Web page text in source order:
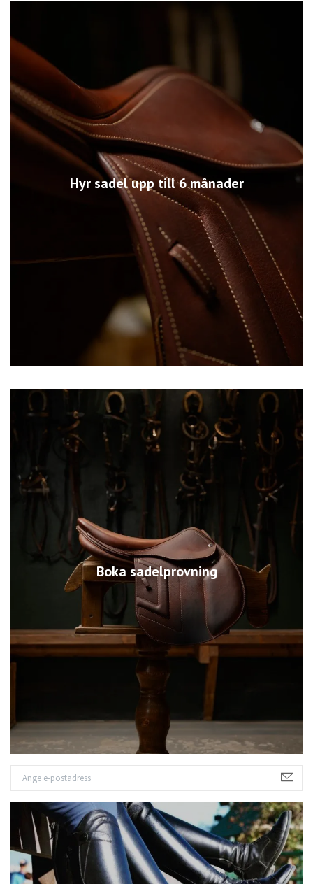
Hyr sadel upp till 6 månader
Boka sadelprovning